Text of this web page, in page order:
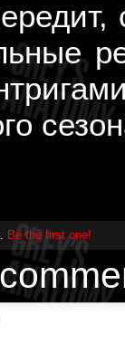
Be the first one!